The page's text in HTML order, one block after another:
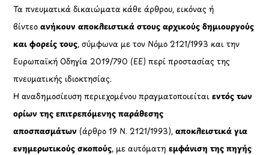
Τα πνευματικά δικαιώματα κάθε άρθρου, εικόνας ή
βίντεοανήκουν αποκλειστικά στους αρχικούς δημιουργούς
και φορείς τους, σύμφωνα με τον Νόμο 2121/1993 και την
Ευρωπαϊκή Οδηγία 2019/790 (ΕΕ) περί προστασίας της
πνευματικής ιδιοκτησίας.
Η αναδημοσίευση περιεχομένου πραγματοποιείταιεντός των
ορίων της επιτρεπόμενης παράθεσης
αποσπασμάτων (άρθρο 19 Ν. 2121/1993), αποκλειστικά για
ενημερωτικούς σκοπούς, με αυτόματηεμφάνιση της πηγής